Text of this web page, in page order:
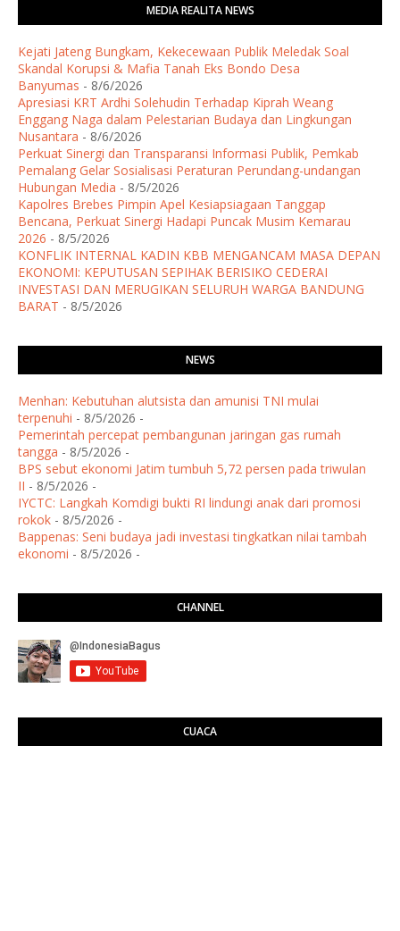
MEDIA REALITA NEWS
Kejati Jateng Bungkam, Kekecewaan Publik Meledak Soal
Skandal Korupsi & Mafia Tanah Eks Bondo Desa
Banyumas - 8/6/2026
Apresiasi KRT Ardhi Solehudin Terhadap Kiprah Weang
Enggang Naga dalam Pelestarian Budaya dan Lingkungan
Nusantara - 8/6/2026
Perkuat Sinergi dan Transparansi Informasi Publik, Pemkab
Pemalang Gelar Sosialisasi Peraturan Perundang-undangan
Hubungan Media - 8/5/2026
Kapolres Brebes Pimpin Apel Kesiapsiagaan Tanggap
Bencana, Perkuat Sinergi Hadapi Puncak Musim Kemarau
2026 - 8/5/2026
KONFLIK INTERNAL KADIN KBB MENGANCAM MASA DEPAN
EKONOMI: KEPUTUSAN SEPIHAK BERISIKO CEDERAI
INVESTASI DAN MERUGIKAN SELURUH WARGA BANDUNG
BARAT - 8/5/2026
NEWS
Menhan: Kebutuhan alutsista dan amunisi TNI mulai
terpenuhi - 8/5/2026 -
Pemerintah percepat pembangunan jaringan gas rumah
tangga - 8/5/2026 -
BPS sebut ekonomi Jatim tumbuh 5,72 persen pada triwulan
II - 8/5/2026 -
IYCTC: Langkah Komdigi bukti RI lindungi anak dari promosi
rokok - 8/5/2026 -
Bappenas: Seni budaya jadi investasi tingkatkan nilai tambah
ekonomi - 8/5/2026 -
CHANNEL
CUACA